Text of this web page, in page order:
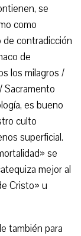
se
como
de contradicción
de
los milagros /
Sacramento
es bueno
culto
superficial.
se
mejor al
Cristo» u
también para